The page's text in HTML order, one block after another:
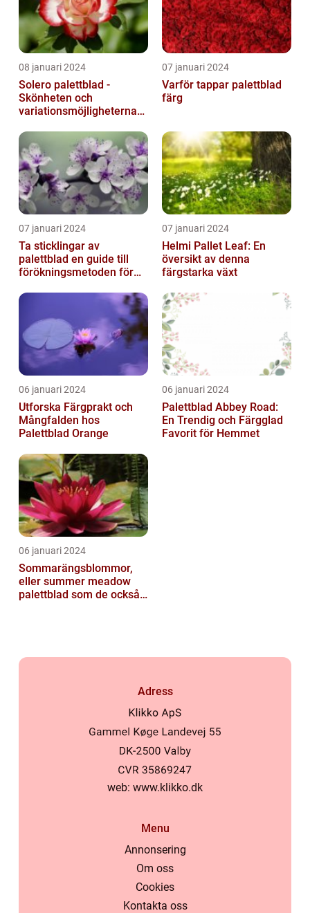
08 januari 2024
Solero palettblad -
Skönheten och
variationsmöjligheterna
07 januari 2024
Varför tappar palettblad
färg
07 januari 2024
Ta sticklingar av
palettblad en guide till
förökningsmetoden för
07 januari 2024
Helmi Pallet Leaf: En
översikt av denna
färgstarka växt
06 januari 2024
Utforska Färgprakt och
Mångfalden hos
Palettblad Orange
06 januari 2024
Palettblad Abbey Road:
En Trendig och Färgglad
Favorit för Hemmet
06 januari 2024
Sommarängsblommor,
eller summer meadow
palettblad som de också
Adress
web: www.klikko.dk
Menu
Annonsering
Om oss
Cookies
Kontakta oss